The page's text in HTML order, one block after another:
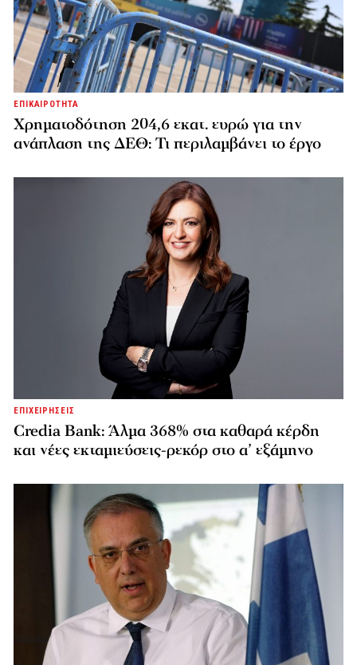
ΕΠΙΚΑΙΡΟΤΗΤΑ
Χρηματοδότηση 204,6 εκατ. ευρώ για την
ανάπλαση της ΔΕΘ: Τι περιλαμβάνει το έργο
ΕΠΙΧΕΙΡΗΣΕΙΣ
Credia Bank: Άλμα 368% στα καθαρά κέρδη
και νέες εκταμιεύσεις-ρεκόρ στο α’ εξάμηνο